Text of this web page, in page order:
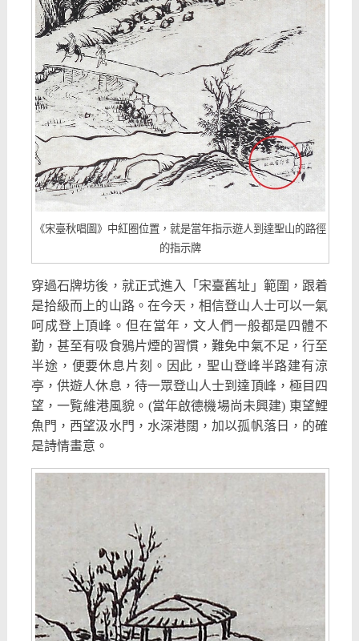
《宋臺秋唱圖》中紅圈位置，就是當年指示遊人到達聖山的路徑
的指示牌
穿過石牌坊後，就正式進入「宋臺舊址」範圍，跟着
是拾級而上的山路。在今天，相信登山人士可以一氣
呵成登上頂峰。但在當年，文人們一般都是四體不
勤，甚至有吸食鴉片煙的習慣，難免中氣不足，行至
半途，便要休息片刻。因此，聖山登峰半路建有涼
亭，供遊人休息，待一眾登山人士到達頂峰，極目四
望，一覧維港風貌。(當年啟德機場尚未興建) 東望鯉
魚門，西望汲水門，水深港闊，加以孤帆落日，的確
是詩情畫意。